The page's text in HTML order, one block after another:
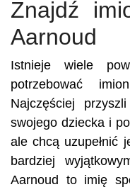
Znajdź
Aarnoud
Istnieje wiele
potrzebować
Najczęściej
swojego dziecka i
ale chcą uzupełnić
bardziej
Aarnoud to imię